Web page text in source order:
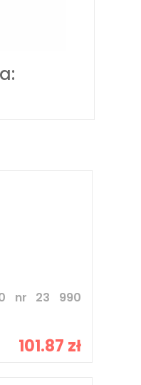
nr 23 990
101.87 zł